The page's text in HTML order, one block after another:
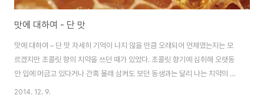
맛에 대하여 - 단 맛
맛에 대하여 – 단 맛 자세히 기억이 나지 않을 만큼 오래되어 언제였는지는 모
르겠지만 초콜릿 향의 치약을 쓰던 때가 있었다. 초콜릿 향기에 심취해 오랫동
안 입에 머금고 있다거나 간혹 몰래 삼켜도 보던 동생과는 달리 나는 치약의 그
인공적인 단맛을 썩 좋아하는 편은 아니었다. 시간이 지남에 따라 까치발 들어
2014. 12. 9.